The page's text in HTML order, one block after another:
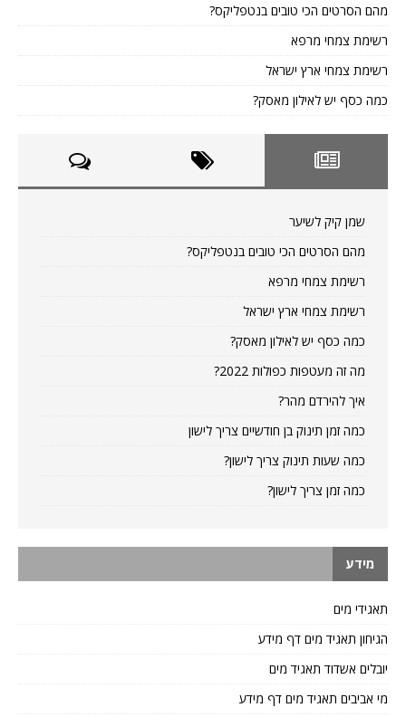
מהם הסרטים הכי טובים בנטפליקס?
רשימת צמחי מרפא
רשימת צמחי ארץ ישראל
כמה כסף יש לאילון מאסק?
שמן קיק לשיער
מהם הסרטים הכי טובים בנטפליקס?
רשימת צמחי מרפא
רשימת צמחי ארץ ישראל
כמה כסף יש לאילון מאסק?
מה זה מעטפות כפולות 2022?
איך להירדם מהר?
כמה זמן תינוק בן חודשיים צריך לישון
כמה שעות תינוק צריך לישון?
כמה זמן צריך לישון?
מידע
תאגידי מים
הגיחון תאגיד מים דף מידע
יובלים אשדוד תאגיד מים
מי אביבים תאגיד מים דף מידע